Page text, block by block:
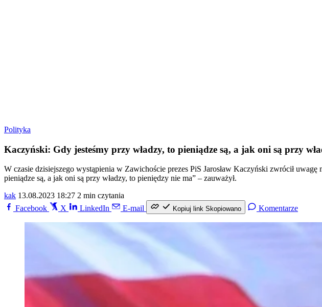
Polityka
Kaczyński: Gdy jesteśmy przy władzy, to pieniądze są, a jak oni są przy
W czasie dzisiejszego wystąpienia w Zawichoście prezes PiS Jarosław Kaczyński zwrócił
pieniądze są, a jak oni są przy władzy, to pieniędzy nie ma” – zauważył.
kak 13.08.2023 18:27 2 min czytania
Facebook
X LinkedIn E-mail Kopiuj link Skopiowano Komentarze